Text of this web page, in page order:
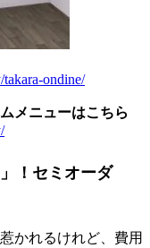
ondine/
メニューはこちら
！セミオーダ
かれるけれど、費用